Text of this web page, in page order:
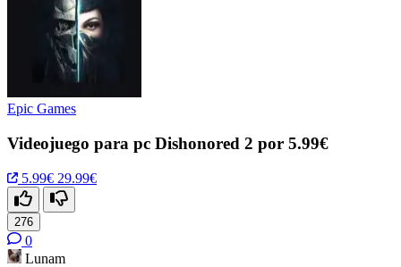
Epic Games
Videojuego para pc Dishonored 2 por 5.99€
5.99€ 29.99€
276
0
Lunam